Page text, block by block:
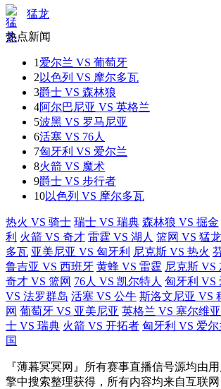
猛龙
热点新闻
1 爱尔兰 VS 葡萄牙
2 以色列 VS 摩尔多瓦
3爵士 VS 森林狼
4阿尔巴尼亚 VS 英格兰
5波黑 VS 罗马尼亚
6活塞 VS 76人
7匈牙利 VS 爱尔兰
8火箭 VS 魔术
9爵士 VS 步行者
10以色列 VS 摩尔多瓦
热火 VS 骑士 瑞士 VS 瑞典 森林狼 VS 掘金
利 火箭 VS 奇才 雷霆 VS 湖人 篮网 VS 猛龙
多瓦 亚美尼亚 VS 匈牙利 尼克斯 VS 热火
鲁吉亚 VS 西班牙 黄蜂 VS 雷霆 尼克斯 VS
奇才 VS 篮网 76人 VS 凯尔特人 匈牙利 VS
VS 法罗群岛 活塞 VS 公牛 斯洛文尼亚 VS
网 葡萄牙 VS 亚美尼亚 英格兰 VS 塞尔维亚
士 VS 瑞典 火箭 VS 开拓者 匈牙利 VS 爱尔
国
『薄暮冥冥网』所有赛事直播信号源均由
擎中搜索整理获得，所有内容均来自互联